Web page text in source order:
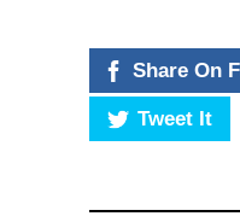
Share On
Tweet It